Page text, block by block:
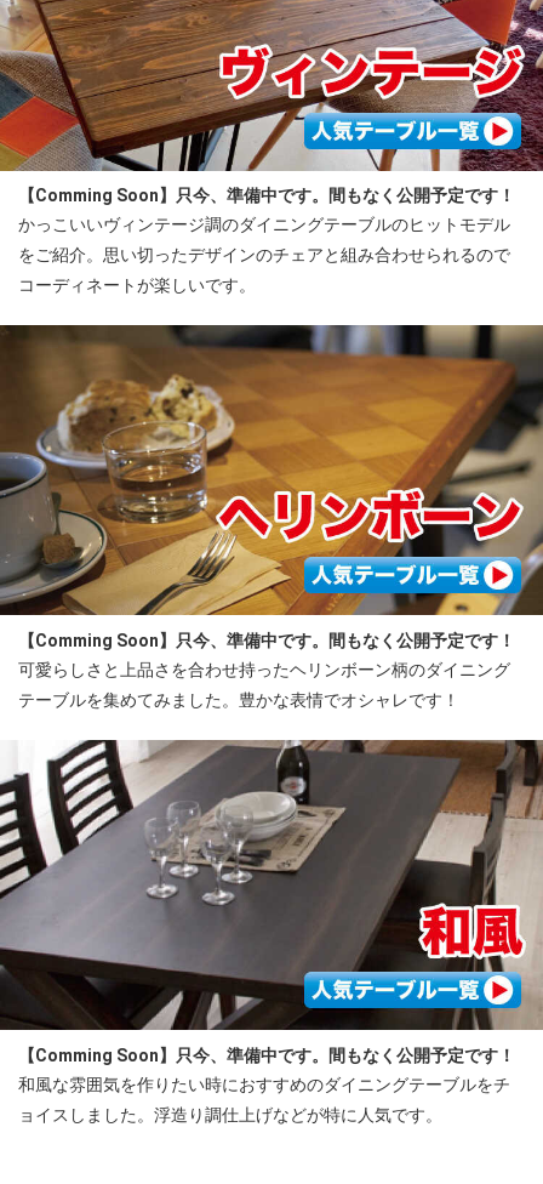
【Comming Soon】只今、準備中です。間もなく公開予定です！
かっこいいヴィンテージ調のダイニングテーブルのヒットモデル
をご紹介。思い切ったデザインのチェアと組み合わせられるので
コーディネートが楽しいです。
【Comming Soon】只今、準備中です。間もなく公開予定です！
可愛らしさと上品さを合わせ持ったヘリンボーン柄のダイニング
テーブルを集めてみました。豊かな表情でオシャレです！
【Comming Soon】只今、準備中です。間もなく公開予定です！
和風な雰囲気を作りたい時におすすめのダイニングテーブルをチ
ョイスしました。浮造り調仕上げなどが特に人気です。